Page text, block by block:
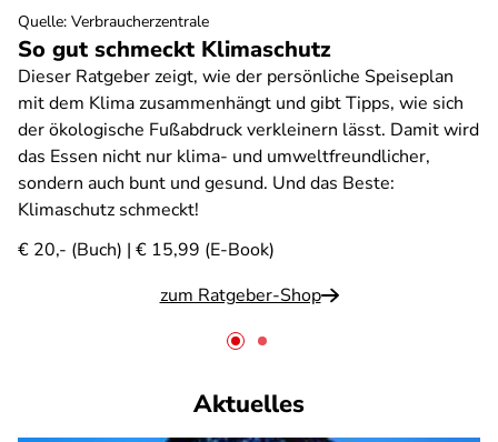
So gut schmeckt Klimaschutz
Dieser Ratgeber zeigt, wie der persönliche Speiseplan
mit dem Klima zusammenhängt und gibt Tipps, wie sich
der ökologische Fußabdruck verkleinern lässt. Damit wird
das Essen nicht nur klima- und umweltfreundlicher,
sondern auch bunt und gesund. Und das Beste:
Klimaschutz schmeckt!
€ 20,- (Buch) | € 15,99 (E-Book)
zum Ratgeber-Shop
Quelle: Verbraucherzentrale
Aktuelles